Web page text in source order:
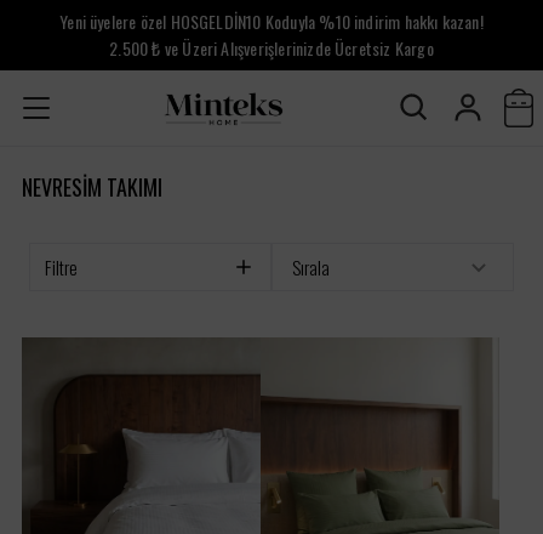
Yeni üyelere özel HOSGELDİN10 Koduyla %10 indirim hakkı kazan!
2.500 ₺ ve Üzeri Alışverişlerinizde Ücretsiz Kargo
NEVRESİM TAKIMI
Filtre Sırala